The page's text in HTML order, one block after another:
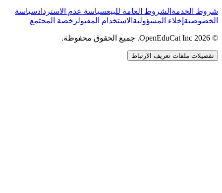
شروط الخدمة الشروط العامة للبيعسياسة عدم الاستردادسياسة
الخصوصية إخلاء المسؤولية الاستخدام المقبولرخصة المجتمع
© 2026 OpenEduCat Inc. جميع الحقوق محفوظة.
تفضيلات ملفات تعريف الارتباط